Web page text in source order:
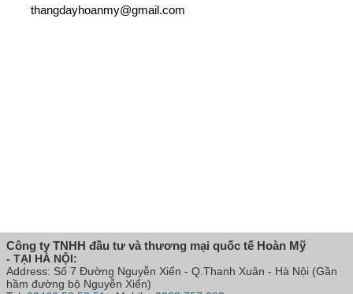
thangdayhoanmy@gmail.com
Công ty TNHH đầu tư và thương mại quốc tế Hoàn Mỹ
- TẠI HÀ NỘI:
Address: Số 7 Đường Nguyễn Xiển - Q.Thanh Xuân - Hà Nội (Gần
hầm đường bộ Nguyễn Xiển)